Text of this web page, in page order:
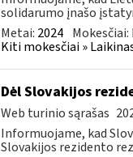
solidarumo įnašo
Metai: 2024 Mokesčiai:
Kiti mokesčiai »
Dėl Slovakijos
Web turinio sąrašas
Informuojame, kad
Slovakijos rezidento